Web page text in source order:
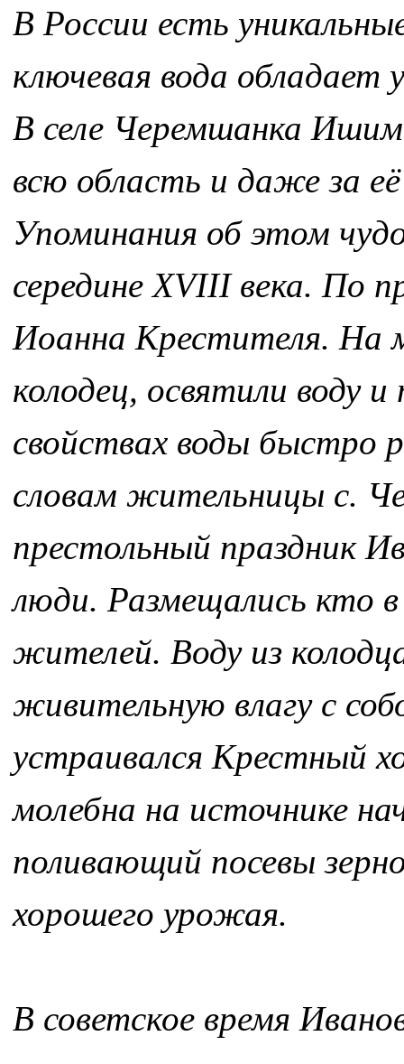
В России есть
ключевая вода
В селе Черемшанка
всю область и даже за
Упоминания об этом
середине XVIII века. По
Иоанна Крестителя. На
колодец, освятили воду
свойствах воды быстро
словам жительницы с.
престольный праздник
люди. Размещались кто
жителей. Воду из
живительную влагу с
устраивался Крестный
молебна на источнике
поливающий посевы
хорошего урожая.
В советское время